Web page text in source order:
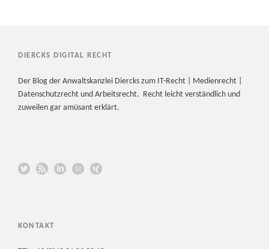
DIERCKS DIGITAL RECHT
Der Blog der Anwaltskanzlei Diercks zum IT-Recht | Medienrecht |
Datenschutzrecht und Arbeitsrecht. Recht leicht verständlich und
zuweilen gar amüsant erklärt.
KONTAKT